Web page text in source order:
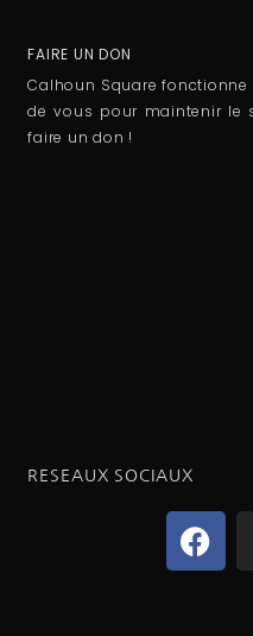
FAIRE UN DON
Calhoun Square
de vous pour maintenir le
faire un don !
RESEAUX SOCIAUX